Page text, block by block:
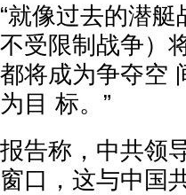
“就像过去的潜
不受限制战争）
都将成为争夺空
为目 标。”
报告称，中共领
窗口，这与中国